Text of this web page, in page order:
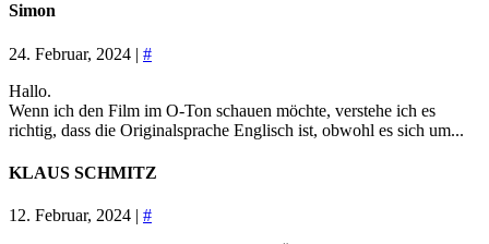
Simon
24. Februar, 2024 | #
Hallo.
Wenn ich den Film im O-Ton schauen möchte, verstehe ich es
richtig, dass die Originalsprache Englisch ist, obwohl es sich um...
KLAUS SCHMITZ
12. Februar, 2024 | #